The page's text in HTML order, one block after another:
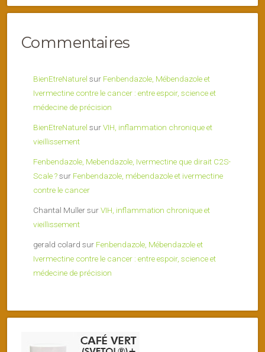
Commentaires
BienEtreNaturel sur Fenbendazole, Mébendazole et
Ivermectine contre le cancer : entre espoir, science et
médecine de précision
BienEtreNaturel surVIH, inflammation chronique et
vieillissement
Fenbendazole, Mebendazole, Ivermectine que dirait C2S-
Scale ?sur Fenbendazole, mébendazole et ivermectine
contre le cancer
Chantal MullersurVIH, inflammation chronique et
vieillissement
gerald colard sur Fenbendazole, Mébendazole et
Ivermectine contre le cancer : entre espoir, science et
médecine de précision